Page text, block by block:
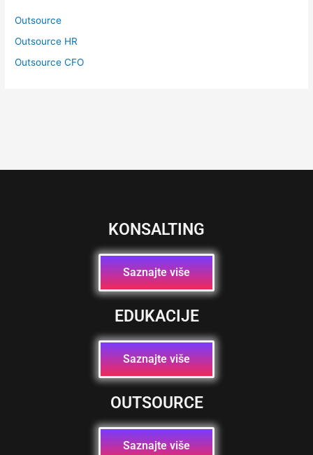
Outsource
Outsource HR
Outsource CFO
KONSALTING
Saznajte više
EDUKACIJE
Saznajte više
OUTSOURCE
Saznajte više